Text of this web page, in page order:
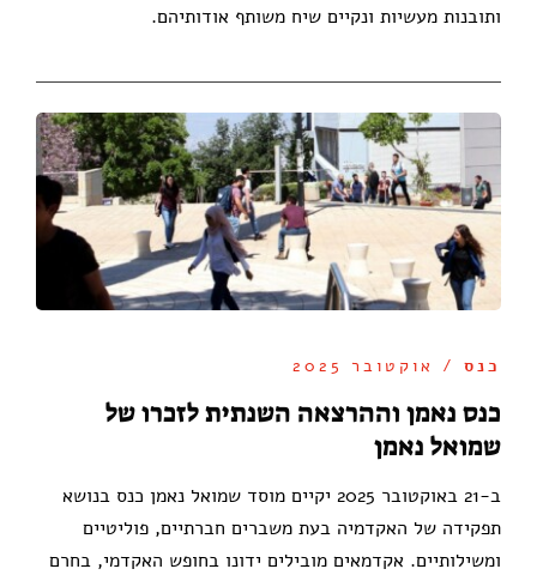
ותובנות מעשיות ונקיים שיח משותף אודותיהם.
כנס / אוקטובר 2025
כנס נאמן וההרצאה השנתית לזכרו של
שמואל נאמן
ב-21 באוקטובר 2025 יקיים מוסד שמואל נאמן כנס בנושא
תפקידה של האקדמיה בעת משברים חברתיים, פוליטיים
ומשילותיים. אקדמאים מובילים ידונו בחופש האקדמי, בחרם